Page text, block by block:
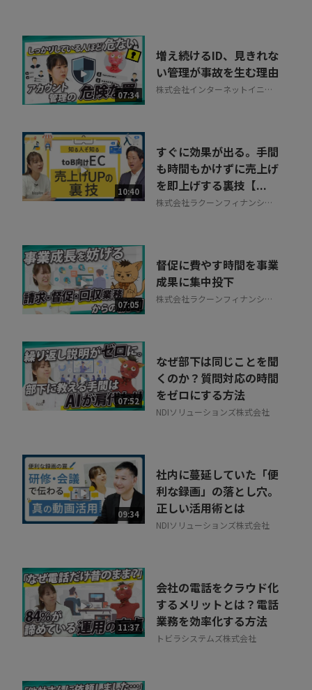
07:34
増え続けるID、見きれな
い管理が事故を生む理由
株式会社インターネットイニシ
10:40
すぐに効果が出る。手間
も時間もかけずに売上げ
を即上げする裏技【...
株式会社ラクーンフィナンシャ
07:05
督促に費やす時間を事業
成果に集中投下
株式会社ラクーンフィナンシャ
07:52
なぜ部下は同じことを聞
くのか？質問対応の時間
をゼロにする方法
NDIソリューションズ株式会社
09:34
社内に蔓延していた「便
利な録画」の落とし穴。
正しい活用術とは
NDIソリューションズ株式会社
11:37
会社の電話をクラウド化
するメリットとは？電話
業務を効率化する方法
トビラシステムズ株式会社